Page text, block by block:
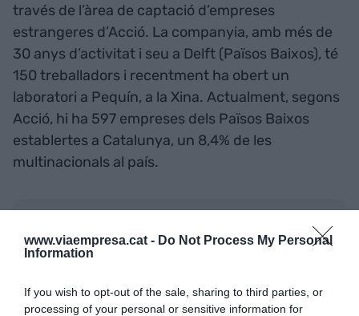
www.viaempresa.cat - Do Not Process My Personal
Information
If you wish to opt-out of the sale, sharing to third parties, or
processing of your personal or sensitive information for
través de l’àrea de captació d’empreses
estrangeres d’Acció. La companyia, amb més de
30 anys d’activitat i seu a Delft (Països Baixos), té
150 treballadors i recentment ha obert un
laboratori a Pequín, a la Xina. Actualment, segons
Acció, hi ha 597 empreses dels Països Baixos
establertes a Catalunya, un 8,4% de les
multinacionals al país.
Google de forma gratuïta
Estigues informat amb les últimes notícies d'actualitat